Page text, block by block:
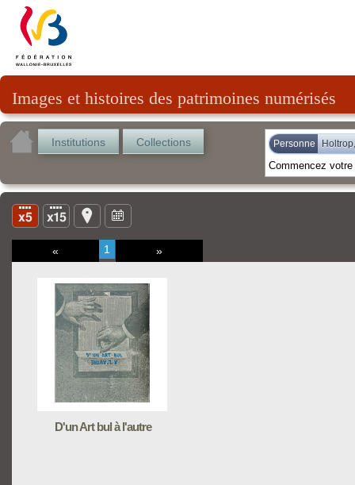
Images et histoires des patrimoines numérisés
Institutions Collections Personne
« 1 »
D'un Art bul à l'autre